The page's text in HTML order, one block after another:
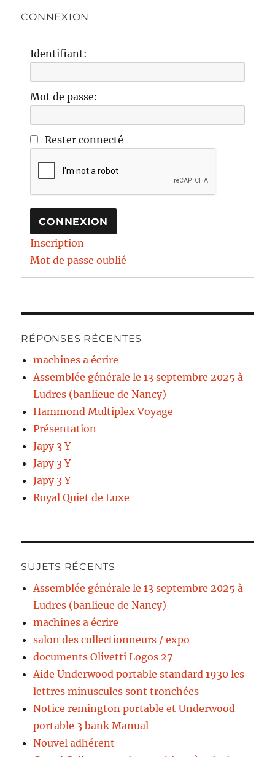
CONNEXION
Identifiant:
Mot de passe:
Rester connecté
CONNEXION
Inscription
Mot de passe oublié
RÉPONSES RÉCENTES
machines a écrire
Assemblée générale le 13 septembre 2025 à
Ludres (banlieue de Nancy)
Hammond Multiplex Voyage
Présentation
Japy 3 Y
Japy 3 Y
Japy 3 Y
Royal Quiet de Luxe
SUJETS RÉCENTS
Assemblée générale le 13 septembre 2025 à
Ludres (banlieue de Nancy)
machines a écrire
salon des collectionneurs / expo
documents Olivetti Logos 27
Aide Underwood portable standard 1930 les
lettres minuscules sont tronchées
Notice remington portable et Underwood
portable 3 bank Manual
Nouvel adhérent